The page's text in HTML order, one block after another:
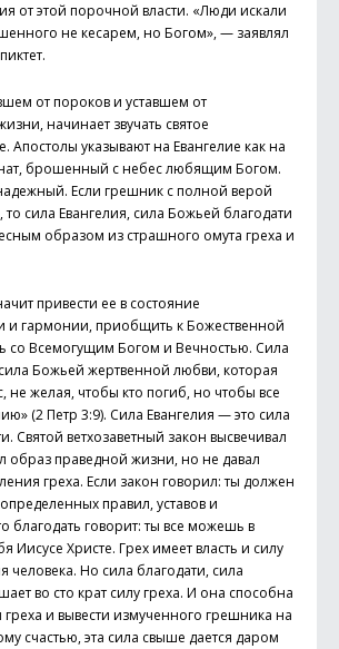
от этой порочной власти. «Люди искали
не кесарем, но Богом», — заявлял
от пороков и уставшем от
начинает звучать святое
Апостолы указывают на Евангелие как на
брошенный с небес любящим Богом.
Если грешник с полной верой
то сила Евангелия, сила Божьей благодати
образом из страшного омута греха и
привести ее в состояние
и гармонии, приобщить к Божественной
со Всемогущим Богом и Вечностью. Сила
Божьей жертвенной любви, которая
не желая, чтобы кто погиб, но чтобы все
(2 Петр 3:9). Сила Евангелия — это сила
Святой ветхозаветный закон высвечивал
образ праведной жизни, но не давал
греха. Если закон говорил: ты должен
правил, уставов и
благодать говорит: ты все можешь в
Иисусе Христе. Грех имеет власть и силу
Но сила благодати, сила
во сто крат силу греха. И она способна
и вывести измученного грешника на
счастью, эта сила свыше дается даром